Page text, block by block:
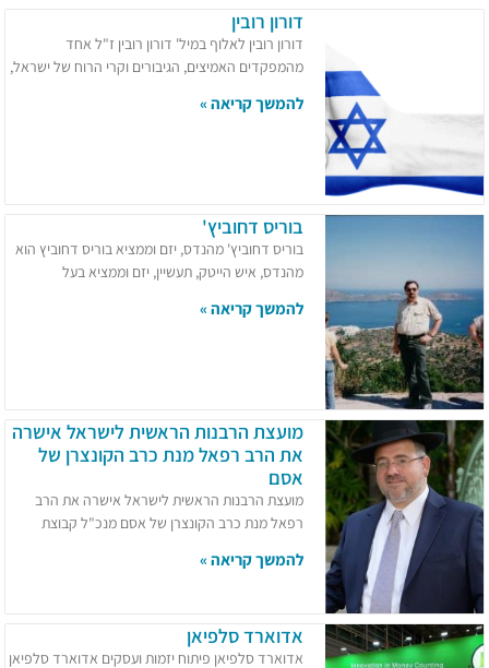
דורון רובין
דורון רובין לאלוף במיל' דורון רובין ז"ל אחד
מהמפקדים האמיצים, הגיבורים וקרי הרוח של ישראל,
להמשך קריאה »
בוריס דחוביץ'
בוריס דחוביץ' מהנדס, יזם וממציא בוריס דחוביץ הוא
מהנדס, איש הייטק, תעשיין, יזם וממציא בעל
להמשך קריאה »
מועצת הרבנות הראשית לישראל אישרה
את הרב רפאל מנת כרב הקונצרן של
אסם
מועצת הרבנות הראשית לישראל אישרה את הרב
רפאל מנת כרב הקונצרן של אסם מנכ"ל קבוצת
להמשך קריאה »
אדוארד סלפיאן
אדוארד סלפיאן פיתוח יזמות ועסקים אדוארד סלפיאן